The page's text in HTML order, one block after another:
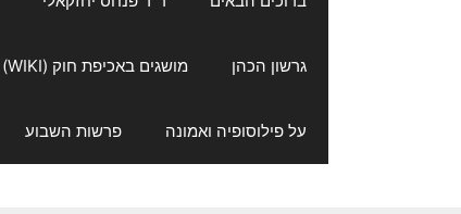
גרשון הכהן מושגים באכיפת חוק (WIKI)
על פילוסופיה ואמונה פרשות השבוע